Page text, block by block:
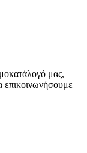
μας,